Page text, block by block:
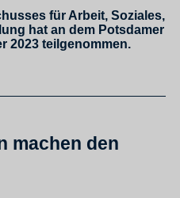
für Arbeit, Soziales,
hat an dem Potsdamer
2023 teilgenommen.
machen den